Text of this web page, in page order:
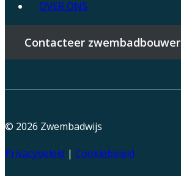
OVER ONS
Contacteer zwembadbouwer
© 2026 Zwembadwijs
Privacybeleid | Cookiebeleid